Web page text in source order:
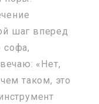
шаг вперед
софа,
«Нет,
таком, это